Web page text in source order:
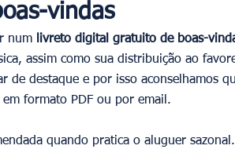
vindas
num livreto digital gratuito de boas-
assim como sua distribuição ao
destaque e por isso aconselhamos
formato PDF ou por email.
quando pratica o aluguer